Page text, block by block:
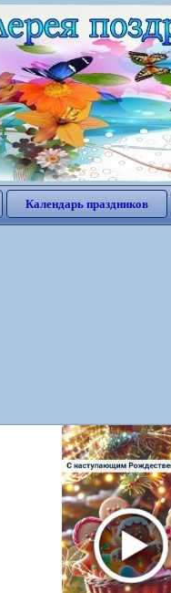
Календарь праздников